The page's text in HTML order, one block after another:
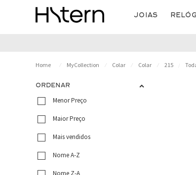
Joias
MyCollection Colar Colar 215
ORDENAR
Menor Preço
Maior Preço
Mais vendidos
Nome A-Z